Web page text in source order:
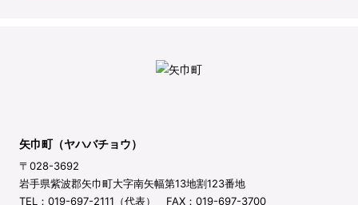
矢巾町（ヤハバチョウ）
〒028-3692
岩手県紫波郡矢巾町大字南矢幅第13地割123番地
TEL：019-697-2111（代表） FAX：019-697-3700